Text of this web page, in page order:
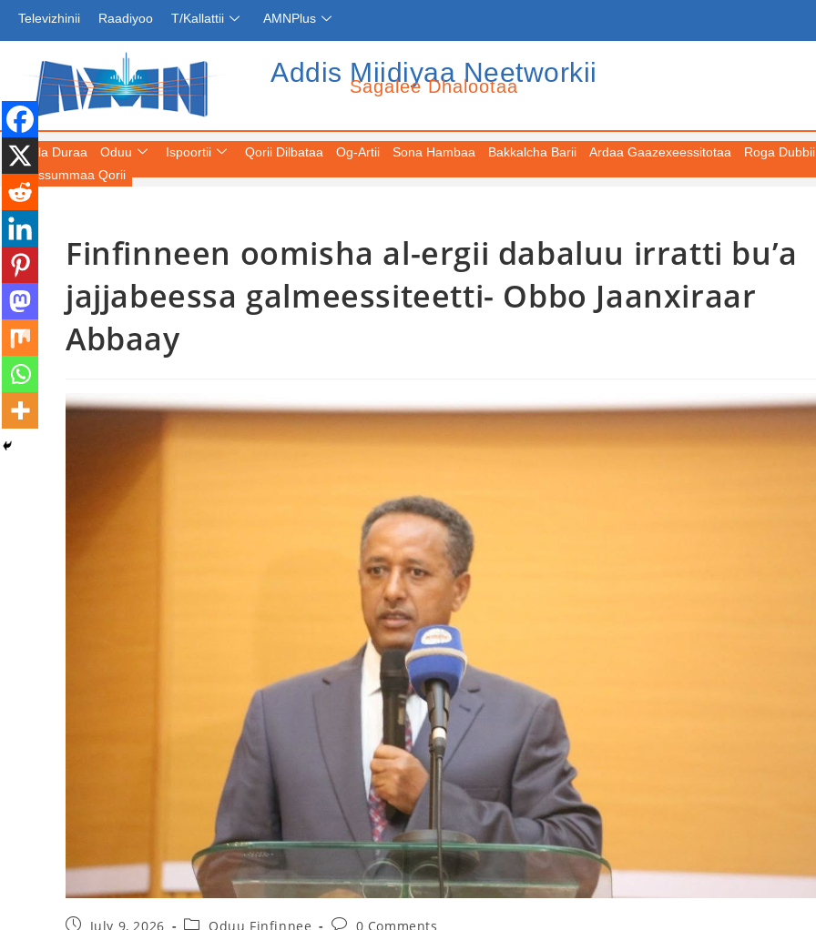
Televizhinii Raadiyoo T/Kallattii AMNPlus
Addis Miidiyaa Neetworkii
Sagalee Dhalootaa
Fuula Duraa Oduu
magaalaa Baahardaar daawwatan
Ispoortii Qorii Dilbataa Og-Artii Sona Hambaa Bakkalcha Barii Ardaa Gaazexeessitotaa
Roga Dubbii
Keessummaa Qorii
Finfinneen oomisha al-ergii dabaluu irratti bu’a
jajjabeessa galmeessiteetti- Obbo Jaanxiraar
Abbaay
July 9, 2026 Oduu Finfinnee 0 Comments